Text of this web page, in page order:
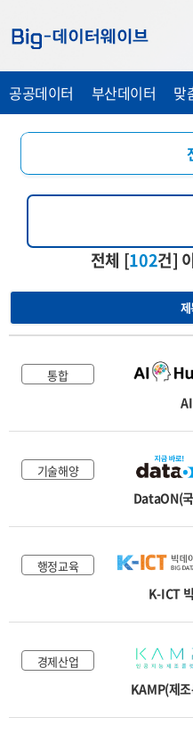
가
가
가
공공데이터 부산데이터 맞
관
의
환
기
전체 [102건]
제
통합
기술해양
DataON(
행정교육
K-ICT
경제산업
KAMP(제